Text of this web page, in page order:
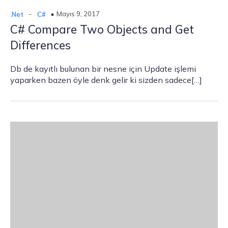
.Net - C# Mayıs 9, 2017
C# Compare Two Objects and Get
Differences
Db de kayıtlı bulunan bir nesne için Update işlemi
yaparken bazen öyle denk gelir ki sizden sadece[…]